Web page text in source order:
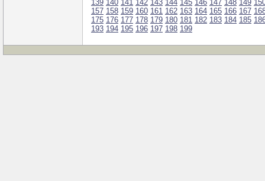
139 140 141 142 143 144 145 146 147 148 149
157 158 159 160 161 162 163 164 165 166 167
175 176 177 178 179 180 181 182 183 184 185
193 194 195 196 197 198 199